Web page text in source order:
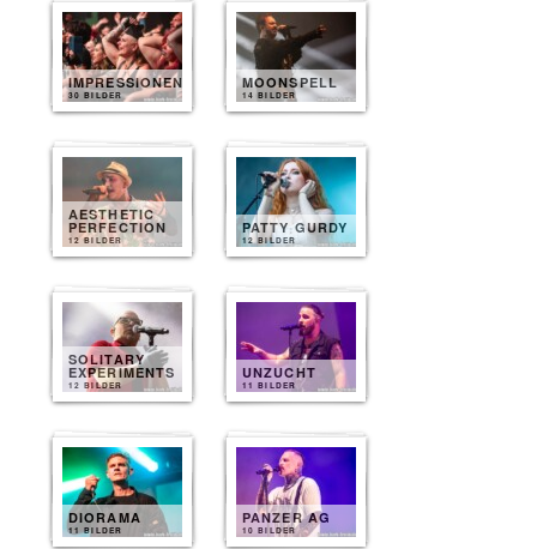
IMPRESSIONEN
30 BILDER
MOONSPELL
14 BILDER
AESTHETIC
PERFECTION
12 BILDER
PATTY GURDY
12 BILDER
SOLITARY
EXPERIMENTS
12 BILDER
UNZUCHT
11 BILDER
DIORAMA
11 BILDER
PANZER AG
10 BILDER